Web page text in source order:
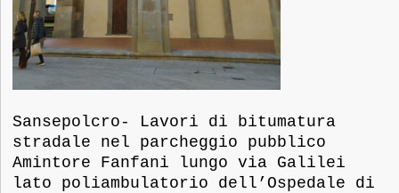
Sansepolcro- Lavori di bitumatura
stradale nel parcheggio pubblico
Amintore Fanfani lungo via Galilei
lato poliambulatorio dell’Ospedale di